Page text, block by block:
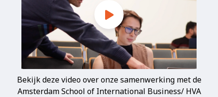
Bekijk deze video over onze samenwerking met de
Amsterdam School of International Business/ HVA